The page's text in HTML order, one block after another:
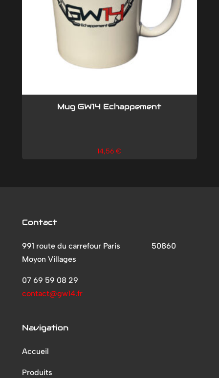
Mug GW14 Echappement
14,56€
Contact
991 route du carrefour Paris 50860
Moyon Villages
07 69 59 08 29
contact@gw14.fr
Navigation
Accueil
Produits